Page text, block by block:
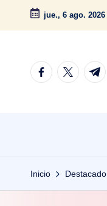
Saltar
contenido
jue., 6 ago. 2026
facebook.com
twitter.com
t.me
Inicio Destacado